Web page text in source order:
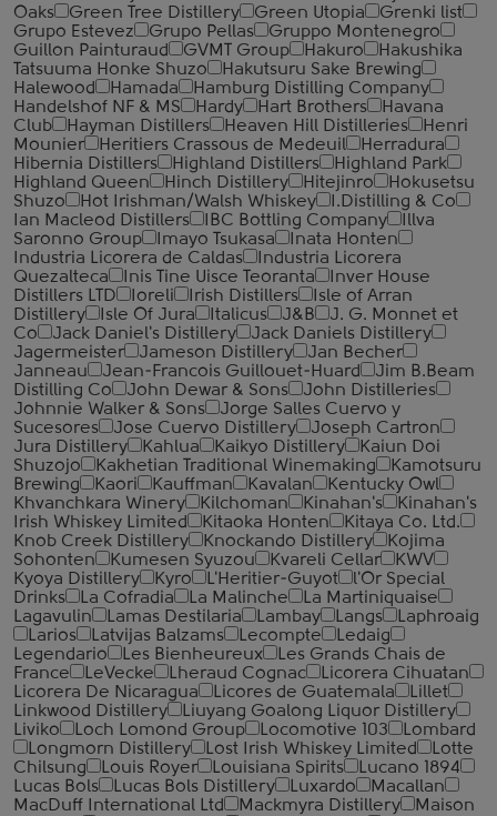
Oaks
Green Tree Distillery Green Utopia
Grenki list
Grupo Estevez
Grupo Pellas
Gruppo Montenegro
Guillon Painturaud
GVMT Group Hakuro
Hakushika
Tatsuuma Honke Shuzo
Hakutsuru Sake Brewing
Halewood
Hamada
Hamburg Distilling Company
Handelshof NF & MS
Hardy Hart Brothers
Havana
Club
Hayman Distillers Heaven Hill Distilleries
Henri
Mounier
Heritiers Crassous de Medeuil
Herradura
Hibernia Distillers
Highland Distillers
Highland Park
Highland Queen
Hinch Distillery Hitejinro
Hokusetsu
Shuzo
Hot Irishman/Walsh Whiskey
I.Distilling & Co
Ian Macleod Distillers
IBC Bottling Company
Illva
Saronno Group
Imayo Tsukasa
Inata Honten
Industria Licorera de Caldas
Industria Licorera
Quezalteca
Inis Tine Uisce Teoranta
Inver House
Distillers LTD
Ioreli Irish Distillers
Isle of Arran
Distillery
Isle Of Jura Italicus J&B
J. G. Monnet et
Co
Jack Daniel's Distillery
Jack Daniels Distillery
Jagermeister
Jameson Distillery
Jan Becher
Janneau
Jean-Francois Guillouet-Huard
Jim B.Beam
Distilling Co
John Dewar & Sons
John Distilleries
Johnnie Walker & Sons
Jorge Salles Cuervo y
Sucesores
Jose Cuervo Distillery
Joseph Cartron
Jura Distillery
Kahlua Kaikyo Distillery
Kaiun Doi
Shuzojo
Kakhetian Traditional Winemaking
Kamotsuru
Brewing
Kaori Kauffman Kavalan
Kentucky Owl
Khvanchkara Winery
Kilchoman Kinahan's
Kinahan's
Irish Whiskey Limited
Kitaoka Honten
Kitaya Co. Ltd.
Knob Creek Distillery
Knockando Distillery
Kojima
Sohonten
Kumesen Syuzou Kvareli Cellar
KWV
Kyoya Distillery
Kyro L'Heritier-Guyot
l'Or Special
Drinks
La Cofradia La Malinche
La Martiniquaise
Lagavulin
Lamas Destilaria Lambay Langs
Laphroaig
Larios
Latvijas Balzams Lecompte
Ledaig
Legendario
Les Bienheureux
Les Grands Chais de
France
LeVecke Lheraud Cognac
Licorera Cihuatan
Licorera De Nicaragua
Licores de Guatemala
Lillet
Linkwood Distillery
Liuyang Goalong Liquor Distillery
Liviko
Loch Lomond Group Locomotive 103
Lombard
Longmorn Distillery
Lost Irish Whiskey Limited
Lotte
Chilsung
Louis Royer Louisiana Spirits
Lucano 1894
Lucas Bols
Lucas Bols Distillery Luxardo
Macallan
MacDuff International Ltd
Mackmyra Distillery
Maison